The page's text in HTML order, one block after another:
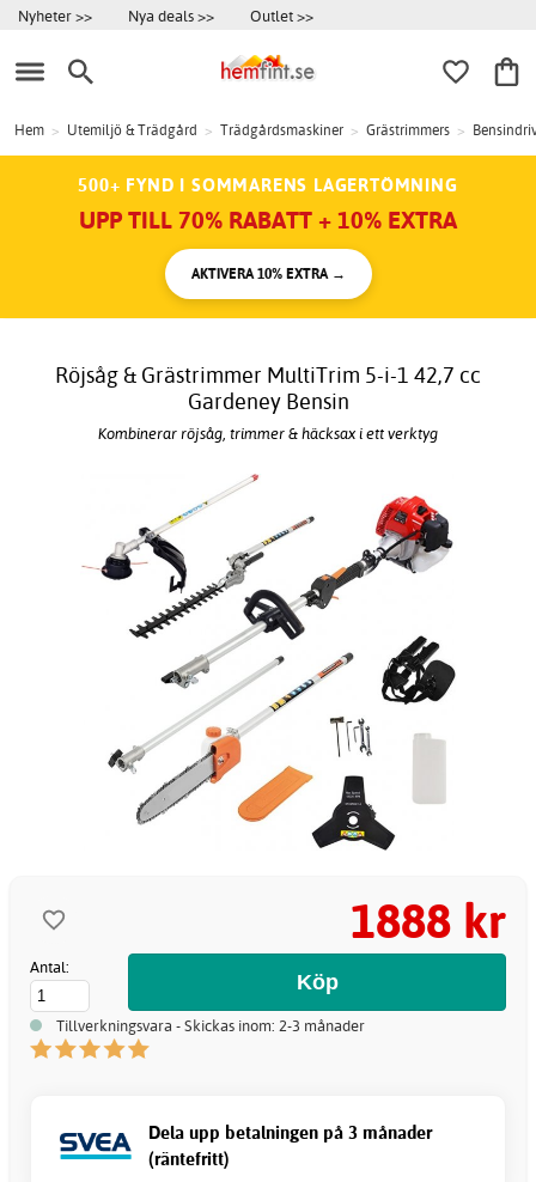
Nyheter >> Nya deals >> Outlet >>
Hem > Utemiljö & Trädgård > Trädgårdsmaskiner > Grästrimmers >
500+ FYND I SOMMARENS LAGERTÖMNING
UPP TILL 70% RABATT + 10% EXTRA
AKTIVERA 10% EXTRA →
Röjsåg & Grästrimmer MultiTrim 5-i-1 42,7 cc
Gardeney Bensin
Kombinerar röjsåg, trimmer & häcksax i ett verktyg
1888 kr
Antal:
Tillverkningsvara - Skickas inom: 2-3 månader
Dela upp betalningen på 3 månader
(räntefritt)